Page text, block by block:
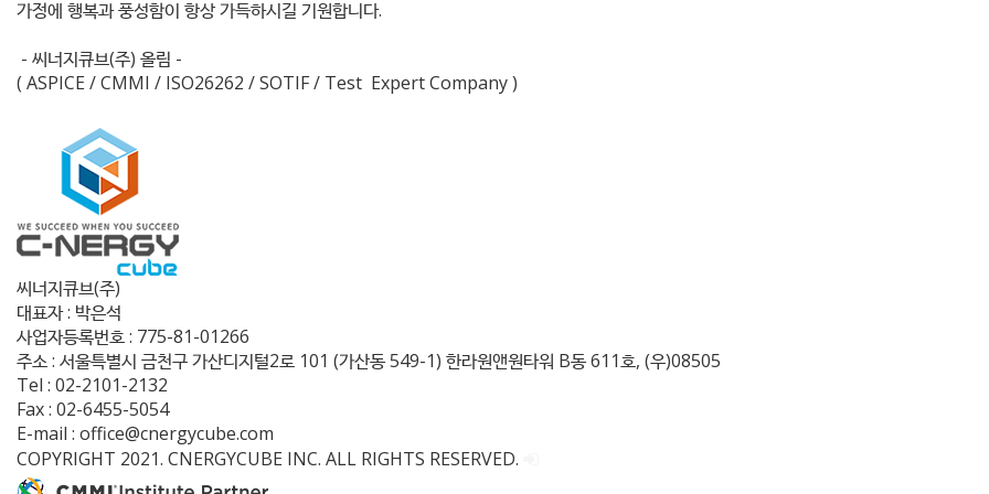
가정에 행복과 풍성함이 항상 가득하시길 기원합니다.
- 씨너지큐브(주) 올림 -
( ASPICE / CMMI / ISO26262 / SOTIF / Test Expert Company )
씨너지큐브(주)
대표자 : 박은석
사업자등록번호 : 775-81-01266
주소 : 서울특별시 금천구 가산디지털2로 101 (가산동 549-1) 한라원앤원타워 B동 611호, (우)08505
Tel : 02-2101-2132
Fax : 02-6455-5054
E-mail : office@cnergycube.com
COPYRIGHT 2021. CNERGYCUBE INC. ALL RIGHTS RESERVED.